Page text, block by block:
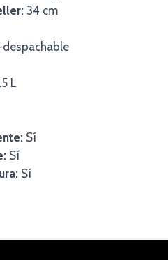
34 cm
L
Sí
Sí
Sí